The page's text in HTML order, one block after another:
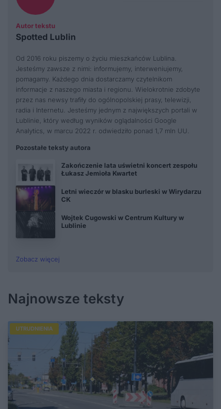
Autor tekstu
Spotted Lublin
Od 2016 roku piszemy o życiu mieszkańców Lublina.
Jesteśmy zawsze z nimi: informujemy, interweniujemy,
pomagamy. Każdego dnia dostarczamy czytelnikom
informacje z naszego miasta i regionu. Wielokrotnie zdobyte
przez nas newsy trafiły do ogólnopolskiej prasy, telewizji,
radia i Internetu. Jesteśmy jednym z największych portali w
Lublinie, który według wyników oglądalności Google
Analytics, w marcu 2022 r. odwiedziło ponad 1,7 mln UU.
Pozostałe teksty autora
Zakończenie lata uświetni koncert zespołu
Łukasz Jemioła Kwartet
Letni wieczór w blasku burleski w Wirydarzu
CK
Wojtek Cugowski w Centrum Kultury w
Lublinie
Zobacz więcej
Najnowsze teksty
UTRUDNIENIA